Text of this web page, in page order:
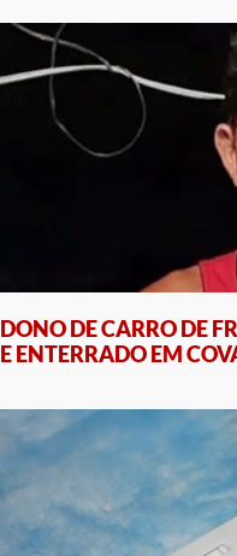
DONO DE CARRO DE
E ENTERRADO EM